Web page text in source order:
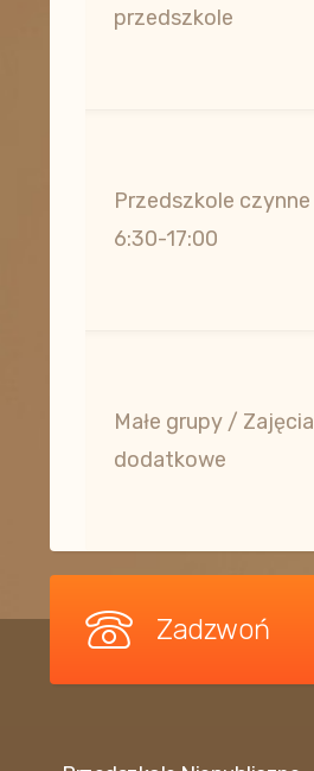
przedszkole
Przedszkole czynne
6:30-17:00
Małe grupy / Zajęcia
dodatkowe
Zadzwoń